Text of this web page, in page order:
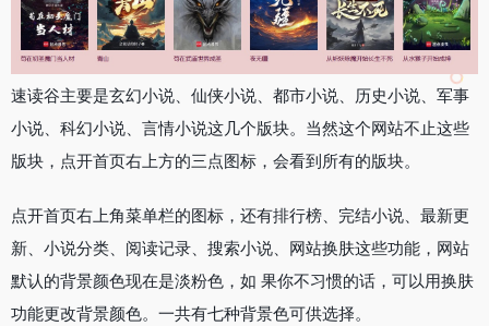
速读谷主要是玄幻小说、仙侠小说、都市小说、历史小说、军事
小说、科幻小说、言情小说这几个版块。当然这个网站不止这些
版块，点开首页右上方的三点图标，会看到所有的版块。
点开首页右上角菜单栏的图标，还有排行榜、完结小说、最新更
新、小说分类、阅读记录、搜索小说、网站换肤这些功能，网站
默认的背景颜色现在是淡粉色，如 果你不习惯的话，可以用换肤
功能更改背景颜色。一共有七种背景色可供选择。